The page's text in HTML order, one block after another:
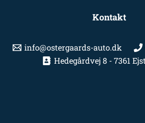
Kontakt
info@ostergaards-auto.dk
Hedegårdvej 8 - 7361